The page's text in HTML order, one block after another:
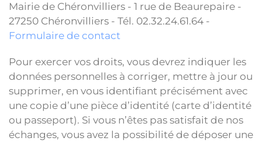
Mairie de Chéronvilliers - 1 rue de Beaurepaire -
27250 Chéronvilliers - Tél. 02.32.24.61.64 -
Formulaire de contact
Pour exercer vos droits, vous devrez indiquer les
données personnelles à corriger, mettre à jour ou
supprimer, en vous identifiant précisément avec
une copie d’une pièce d’identité (carte d’identité
ou passeport). Si vous n’êtes pas satisfait de nos
échanges, vous avez la possibilité de déposer une